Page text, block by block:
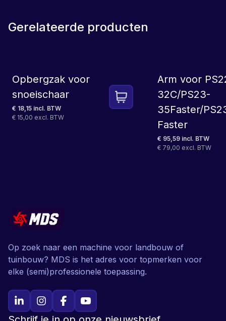
Gerelateerde producten
Opbergzak voor
snoeischaar
€ 18,15 incl. BTW
€ 15,00 excl. BTW
Arm voor
32C/PS23-
35Faster/
Faster
€ 95,59 incl. BTW
€ 79,00 excl. BTW
Op zoek naar een machine voor landbouw of
tuinbouw? MDS is het adres voor topmerken voor
elke (semi)professionele toepassing.